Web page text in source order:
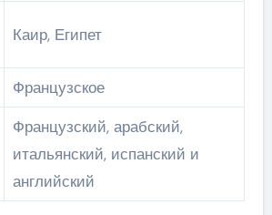
Каир, Египет
Французское
Французский, арабский,
итальянский, испанский и
английский